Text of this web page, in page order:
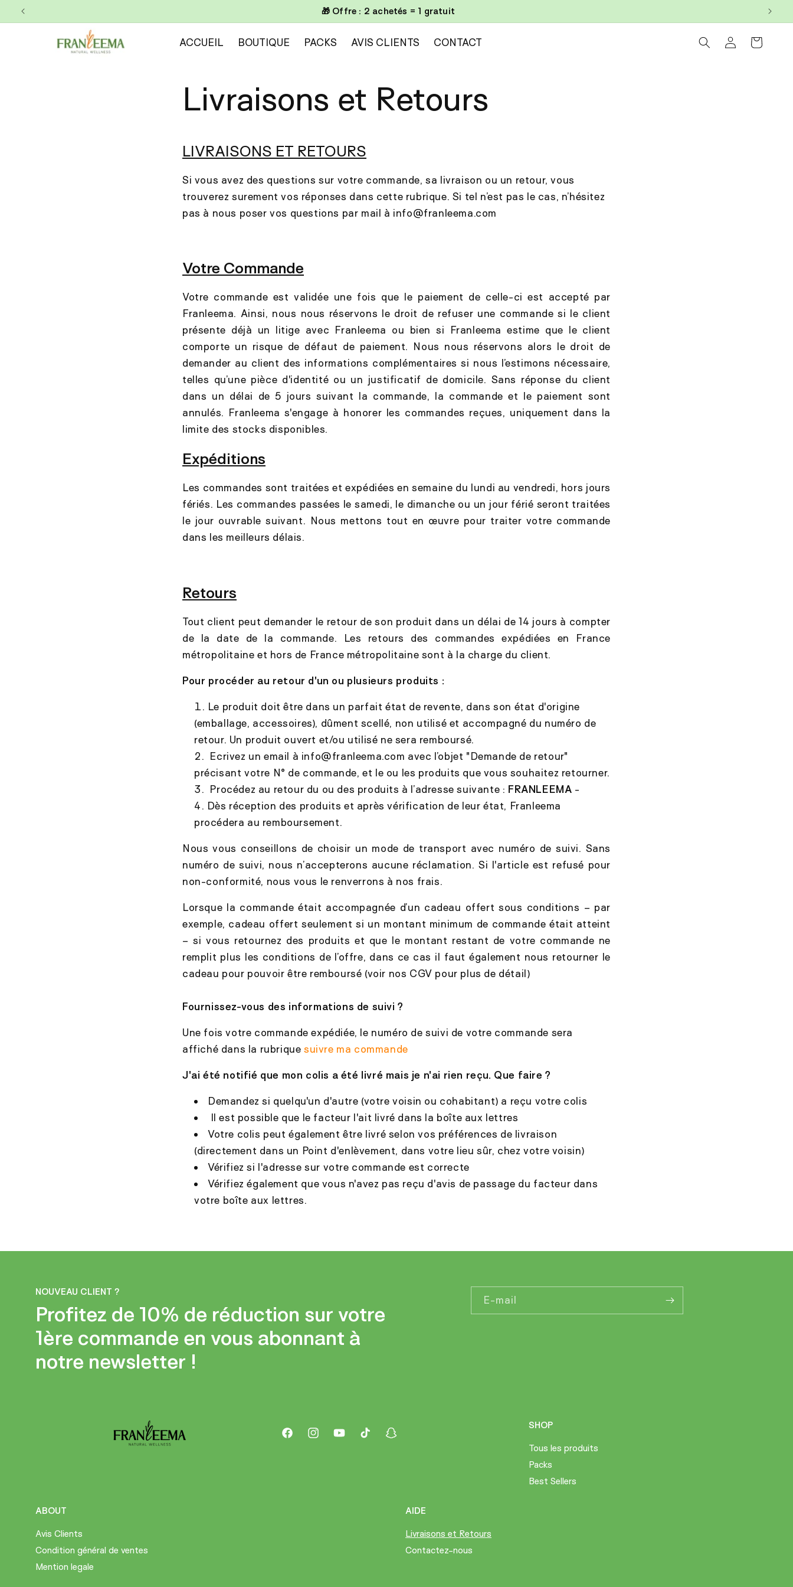
passer
au
🎁 Offre : 2 achetés = 1 gratuit
ACCUEIL BOUTIQUE PACKS AVIS CLIENTS CONTACT ConnexionPanier
Livraisons et Retours
LIVRAISONS ET RETOURS
Si vous avez des questions sur votre commande, sa livraison ou un retour, vous
trouverez surement vos réponses dans cette rubrique. Si tel n’est pas le cas, n’hésitez
pas à nous poser vos questions par mail à info@franleema.com
Votre Commande
Votre commande est validée une fois que le paiement de celle-ci est accepté par
Franleema. Ainsi, nous nous réservons le droit de refuser une commande si le client
présente déjà un litige avec Franleema ou bien si Franleema estime que le client
comporte un risque de défaut de paiement. Nous nous réservons alors le droit de
demander au client des informations complémentaires si nous l’estimons nécessaire,
telles qu’une pièce d'identité ou un justificatif de domicile. Sans réponse du client
dans un délai de 5 jours suivant la commande, la commande et le paiement sont
annulés. Franleema s'engage à honorer les commandes reçues, uniquement dans la
limite des stocks disponibles.
Expéditions
Les commandes sont traitées et expédiées en semaine du lundi au vendredi, hors jours
fériés. Les commandes passées le samedi, le dimanche ou un jour férié seront traitées
le jour ouvrable suivant. Nous mettons tout en œuvre pour traiter votre commande
dans les meilleurs délais.
Retours
Tout client peut demander le retour de son produit dans un délai de 14 jours à compter
de la date de la commande. Les retours des commandes expédiées en France
métropolitaine et hors de France métropolitaine sont à la charge du client.
Pour procéder au retour d'un ou plusieurs produits :
Le produit doit être dans un parfait état de revente, dans son état d'origine
(emballage, accessoires), dûment scellé, non utilisé et accompagné du numéro de
retour. Un produit ouvert et/ou utilisé ne sera remboursé.
Ecrivez un email à info@franleema.com avec l’objet "Demande de retour"
précisant votre N° de commande, et le ou les produits que vous souhaitez retourner.
Procédez au retour du ou des produits à l’adresse suivante : FRANLEEMA -
Dès réception des produits et après vérification de leur état, Franleema
procédera au remboursement.
Nous vous conseillons de choisir un mode de transport avec numéro de suivi. Sans
numéro de suivi, nous n’accepterons aucune réclamation. Si l'article est refusé pour
non-conformité, nous vous le renverrons à nos frais.
Lorsque la commande était accompagnée d’un cadeau offert sous conditions – par
exemple, cadeau offert seulement si un montant minimum de commande était atteint
– si vous retournez des produits et que le montant restant de votre commande ne
remplit plus les conditions de l’offre, dans ce cas il faut également nous retourner le
cadeau pour pouvoir être remboursé (voir nos CGV pour plus de détail)
Fournissez-vous des informations de suivi ?
Une fois votre commande expédiée, le numéro de suivi de votre commande sera
affiché dans la rubriquesuivre ma commande
J'ai été notifié que mon colis a été livré mais je n'ai rien reçu. Que faire ?
Demandez si quelqu'un d'autre (votre voisin ou cohabitant) a reçu votre colis
Il est possible que le facteur l'ait livré dans la boîte aux lettres
Votre colis peut également être livré selon vos préférences de livraison
(directement dans un Point d'enlèvement, dans votre lieu sûr, chez votre voisin)
Vérifiez si l'adresse sur votre commande est correcte
Vérifiez également que vous n'avez pas reçu d'avis de passage du facteur dans
votre boîte aux lettres.
NOUVEAU CLIENT ?
Profitez de 10% de réduction sur votre
1ère commande en vous abonnant à
notre newsletter !
E-mail
FacebookInstagramYouTubeTikTok Snapchat
SHOP
Tous les produits
Packs
Best Sellers
ABOUT
Avis Clients
Condition général de ventes
Mention legale
AIDE
Livraisons et Retours
Contactez-nous